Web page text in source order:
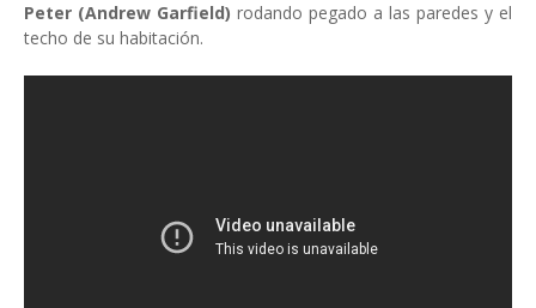
Peter (Andrew Garfield) rodando pegado a las paredes y el
techo de su habitación.